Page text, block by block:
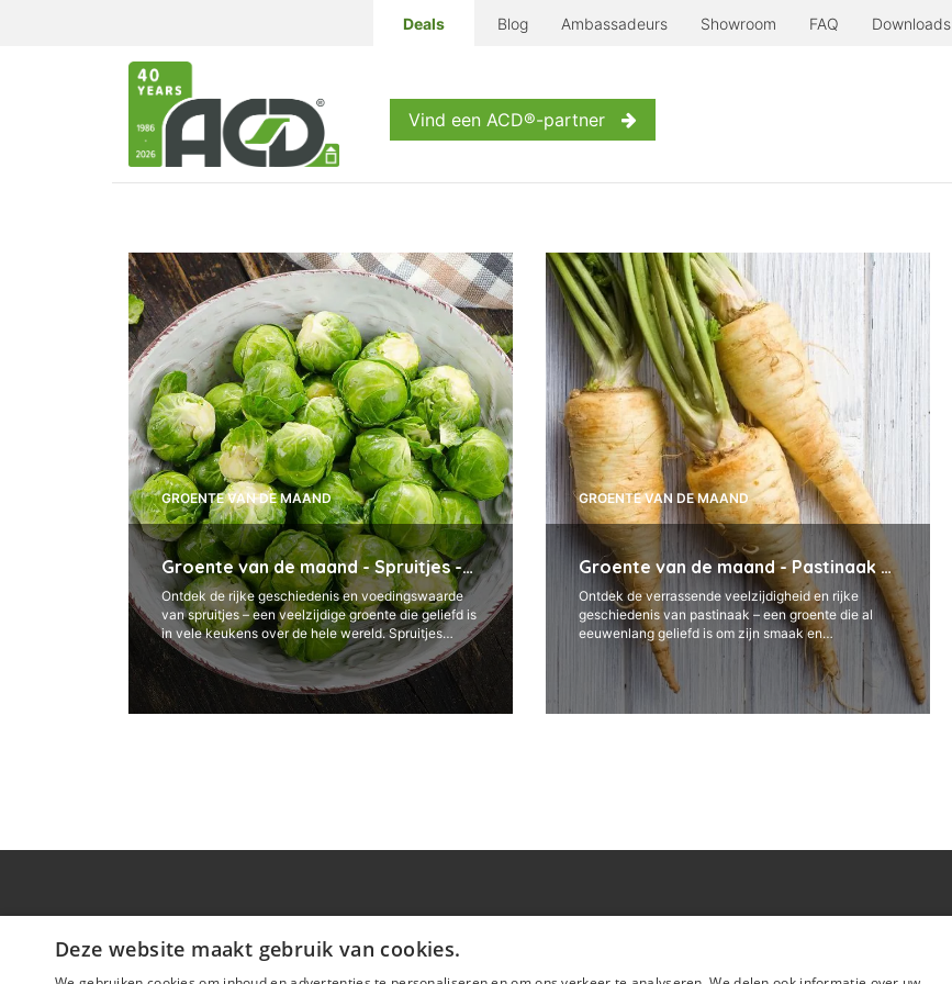
Deals Blog Ambassadeurs Showroom FAQ Downloads
Vind een ACD®-partner
Groente van de maand - Spruitjes -
December
Ontdek de rijke geschiedenis en voedingswaarde
van spruitjes – een veelzijdige groente die geliefd is
in vele keukens over de hele wereld. Spruitjes
hebben hun oorsprong in het Middellandse
Zeegebied ...
GROENTE VAN DE MAAND
Groente van de maand - Pastinaak -
November
Ontdek de verrassende veelzijdigheid en rijke
geschiedenis van pastinaak – een groente die al
eeuwenlang geliefd is om zijn smaak en
voedingswaarde. Pastinaak (Pastinaca sativa)
heeft een lange geschi...
GROENTE VAN DE MAAND
Onze site Producten Boeken
Deze website maakt gebruik van cookies.